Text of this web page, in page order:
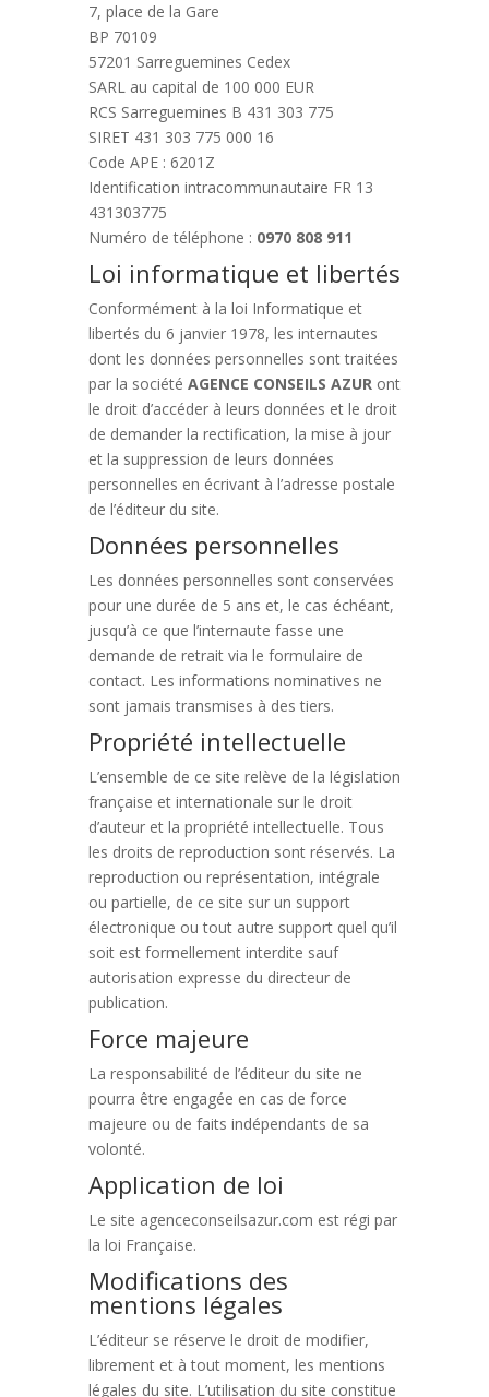
7, place de la Gare
BP 70109
57201 Sarreguemines Cedex
SARL au capital de 100 000 EUR
RCS Sarreguemines B 431 303 775
SIRET 431 303 775 000 16
Code APE : 6201Z
Identification intracommunautaire FR 13
431303775
Numéro de téléphone : 0970 808 911
Loi informatique et libertés
Conformément à la loi Informatique et
libertés du 6 janvier 1978, les internautes
dont les données personnelles sont traitées
par la société AGENCE CONSEILS AZUR ont
le droit d’accéder à leurs données et le droit
de demander la rectification, la mise à jour
et la suppression de leurs données
personnelles en écrivant à l’adresse postale
de l’éditeur du site.
Données personnelles
Les données personnelles sont conservées
pour une durée de 5 ans et, le cas échéant,
jusqu’à ce que l’internaute fasse une
demande de retrait via le formulaire de
contact. Les informations nominatives ne
sont jamais transmises à des tiers.
Propriété intellectuelle
L’ensemble de ce site relève de la législation
française et internationale sur le droit
d’auteur et la propriété intellectuelle. Tous
les droits de reproduction sont réservés. La
reproduction ou représentation, intégrale
ou partielle, de ce site sur un support
électronique ou tout autre support quel qu’il
soit est formellement interdite sauf
autorisation expresse du directeur de
publication.
Force majeure
La responsabilité de l’éditeur du site ne
pourra être engagée en cas de force
majeure ou de faits indépendants de sa
volonté.
Application de loi
Le site agenceconseilsazur.com est régi par
la loi Française.
Modifications des
mentions légales
L’éditeur se réserve le droit de modifier,
librement et à tout moment, les mentions
légales du site. L’utilisation du site constitue